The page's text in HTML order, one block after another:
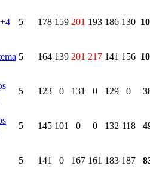
5 178 159 201 193 186 130
5 164 139 201 217 141 156
5 123 0 131 0 129 0
5 145 101 0 0 132 118
5 141 0 167 161 183 187